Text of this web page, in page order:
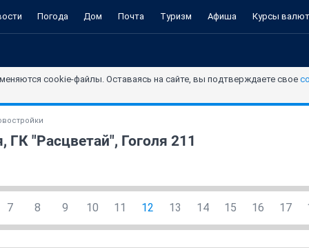
Погода Дом Почта Туризм Афиша Курсы валют
cookie-файлы. Оставаясь на сайте, вы подтверждаете свое
ГК "Расцветай", Гоголя 211
7 8 9 10 11 12 13 14 15 16 17